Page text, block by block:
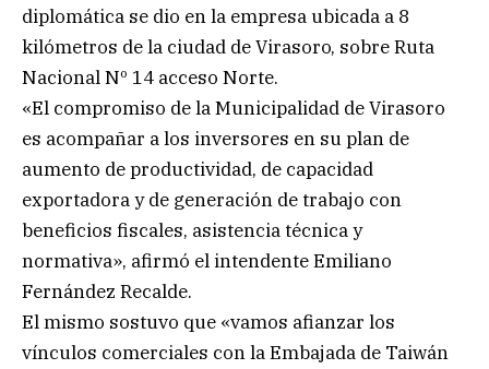
diplomática se dio en la empresa ubicada a 8
kilómetros de la ciudad de Virasoro, sobre Ruta
Nacional Nº 14 acceso Norte.
«El compromiso de la Municipalidad de Virasoro
es acompañar a los inversores en su plan de
aumento de productividad, de capacidad
exportadora y de generación de trabajo con
beneficios fiscales, asistencia técnica y
normativa», afirmó el intendente Emiliano
Fernández Recalde.
El mismo sostuvo que «vamos afianzar los
vínculos comerciales con la Embajada de Taiwán